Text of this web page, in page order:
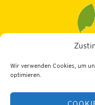
Wir verwenden Cookies, um
optimieren.
LBZ Edelhof